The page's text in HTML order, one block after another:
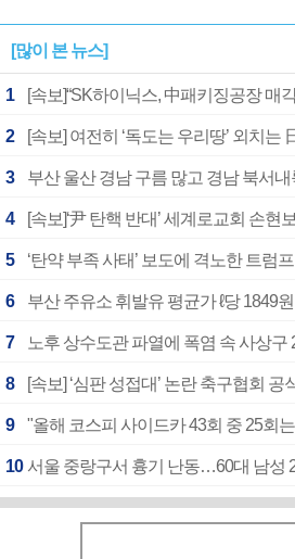
[많이 본 뉴스]
1 [속보]“SK하이닉스, 中패키징공장 매
2
3
4 [속보]‘尹 탄핵 반대’ 세계로교회 손현
5
6 부산 주유소 휘발유 평균가 ℓ당 1849
7 노후 상수도관 파열에 폭염 속 사상구
8
9 "올해 코스피 사이드카 43회 중 25회
10 서울 중랑구서 흉기 난동…60대 남성